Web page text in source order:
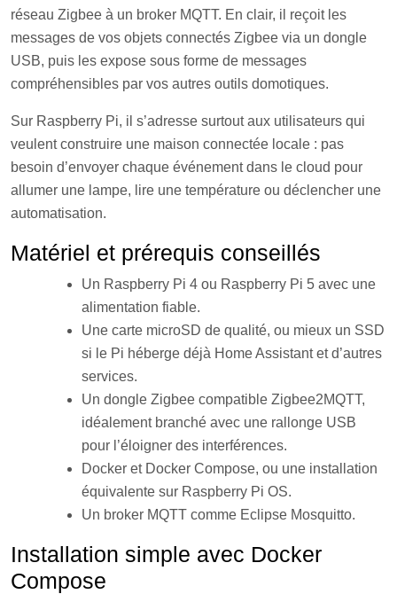
réseau Zigbee à un broker MQTT. En clair, il reçoit les
messages de vos objets connectés Zigbee via un dongle
USB, puis les expose sous forme de messages
compréhensibles par vos autres outils domotiques.
Sur Raspberry Pi, il s’adresse surtout aux utilisateurs qui
veulent construire une maison connectée locale : pas
besoin d’envoyer chaque événement dans le cloud pour
allumer une lampe, lire une température ou déclencher une
automatisation.
Matériel et prérequis conseillés
Un Raspberry Pi 4 ou Raspberry Pi 5 avec une
alimentation fiable.
Une carte microSD de qualité, ou mieux un SSD
si le Pi héberge déjà Home Assistant et d’autres
services.
Un dongle Zigbee compatible Zigbee2MQTT,
idéalement branché avec une rallonge USB
pour l’éloigner des interférences.
Docker et Docker Compose, ou une installation
équivalente sur Raspberry Pi OS.
Un broker MQTT comme Eclipse Mosquitto.
Installation simple avec Docker
Compose